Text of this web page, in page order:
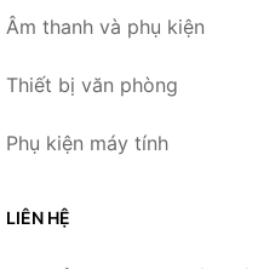
Âm thanh và phụ kiện
Thiết bị văn phòng
Phụ kiện máy tính
LIÊN HỆ